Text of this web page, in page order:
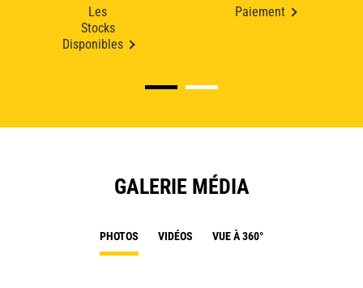
Les
Stocks
Disponibles
Paiement
GALERIE MÉDIA
PHOTOS VIDÉOS VUE À 360°